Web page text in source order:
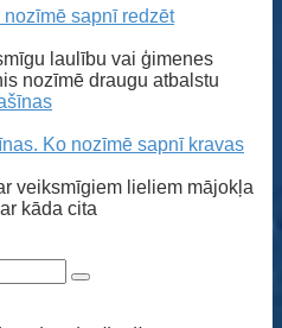
sapnī redzēt
laulību vai ģimenes
nozīmē draugu atbalstu
Ko nozīmē sapnī kravas
veiksmīgiem lieliem mājokļa
kāda cita